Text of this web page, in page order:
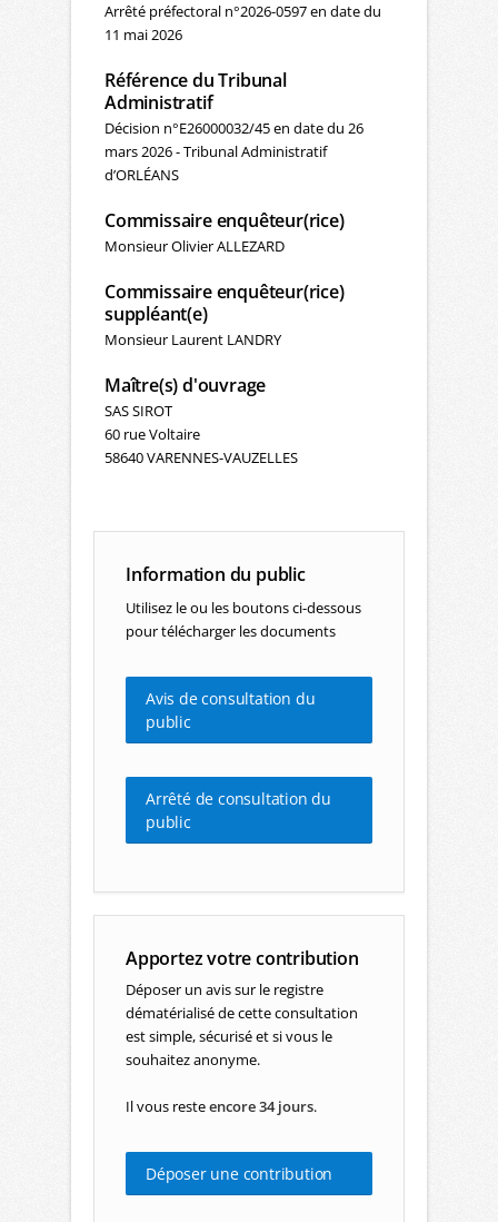
Arrêté préfectoral n°2026-0597 en date du
11 mai 2026
Référence du Tribunal
Administratif
Décision n°E26000032/45 en date du 26
mars 2026 - Tribunal Administratif
d’ORLÉANS
Commissaire enquêteur(rice)
Monsieur Olivier ALLEZARD
Commissaire enquêteur(rice)
suppléant(e)
Monsieur Laurent LANDRY
Maître(s) d'ouvrage
SAS SIROT
60 rue Voltaire
58640 VARENNES-VAUZELLES
Information du public
Utilisez le ou les boutons ci-dessous
pour télécharger les documents
Avis de consultation du
public
Arrêté de consultation du
public
Apportez votre contribution
Déposer un avis sur le registre
dématérialisé de cette consultation
est simple, sécurisé et si vous le
souhaitez anonyme.
Il vous resteencore 34 jours.
Déposer une contribution